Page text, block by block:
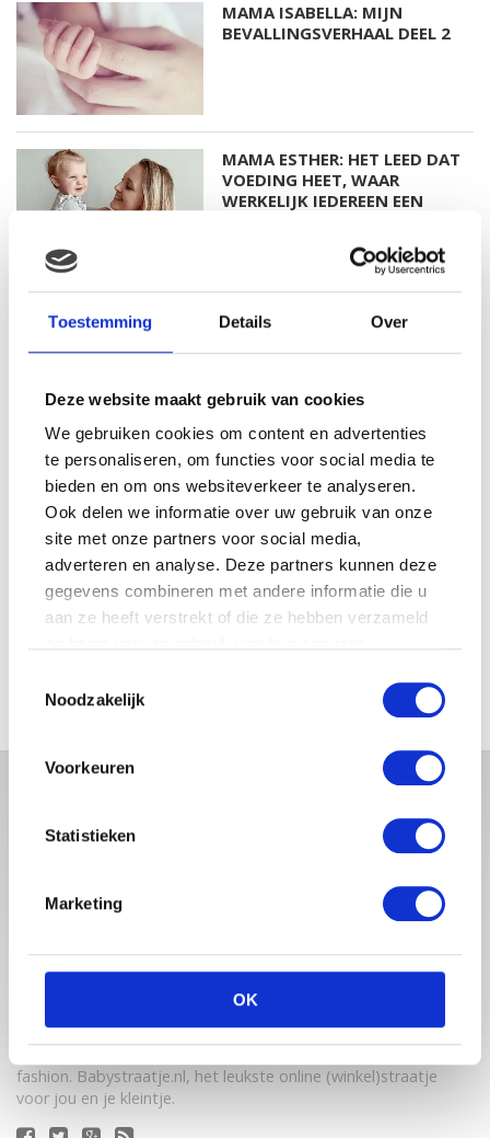
Toestemming Details Over
Deze website maakt gebruik van cookies
We gebruiken cookies om content en advertenties
te personaliseren, om functies voor social media te
bieden en om ons websiteverkeer te analyseren.
Ook delen we informatie over uw gebruik van onze
site met onze partners voor social media,
adverteren en analyse. Deze partners kunnen deze
gegevens combineren met andere informatie die u
aan ze heeft verstrekt of die ze hebben verzameld
Noodzakelijk
Voorkeuren
Statistieken
Marketing
OK
MAMA ISABELLA: MIJN
BEVALLINGSVERHAAL DEEL 2
MAMA ESTHER: HET LEED DAT
VOEDING HEET, WAAR
WERKELIJK IEDEREEN EEN
RAAKTE IK ZWANGER VAN
MAMA ISABELLA: MIJN
BEVALLINGSVERHAAL DEEL 1
MAMA ALYSIA: IK KREEG
HERHAALDE MISKRAMEN, IK
Babystraatje.nl is een uniek platform voor aanstaande en
jonge moeders. Een online ontmoetingsplek vol
inspirerende blogs en handige artikelen op het gebied van
fashion. Babystraatje.nl, het leukste online (winkel)straatje
voor jou en je kleintje.